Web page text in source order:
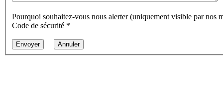
Pourquoi souhaitez-vous nous alerter (uniquement visible par nos
Code de sécurité *